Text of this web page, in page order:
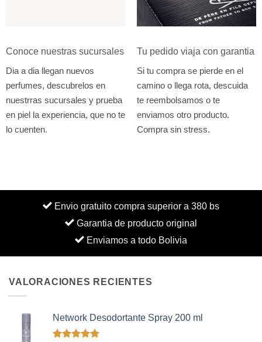
Conoce nuestras sucursales
Dia a dia llegan nuevos
perfumes, descubrelos en
nuestrras sucursales y prueba
en piel la experiencia, que no te
lo cuenten.
Tu pedido viaja con garantia
Si tu compra se pierde en el
camino o llega rota, descuida
te reembolsamos o te
enviamos otro producto.
Compra sin stress.
Envio gratuito compra superior a 380 bs
Garantia de producto original
Enviamos a todo Bolivia
VALORACIONES RECIENTES
Network Desodortante Spray 200 ml